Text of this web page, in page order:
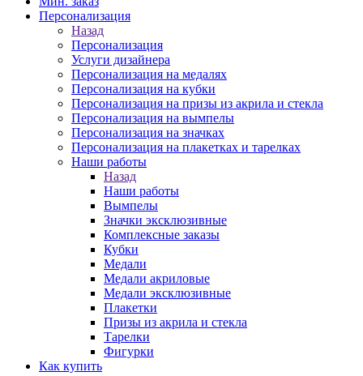
Персонализация
Назад
Персонализация
Услуги дизайнера
Персонализация на медалях
Персонализация на кубки
Персонализация на призы из акрила и стекла
Персонализация на вымпелы
Персонализация на значках
Персонализация на плакетках и тарелках
Наши работы
Назад
Наши работы
Вымпелы
Значки эксклюзивные
Комплексные заказы
Кубки
Медали
Медали акриловые
Медали эксклюзивные
Плакетки
Призы из акрила и стекла
Тарелки
Фигурки
Как купить